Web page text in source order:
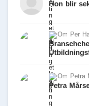
Hon blir
Om Per
Om Petra
Petra